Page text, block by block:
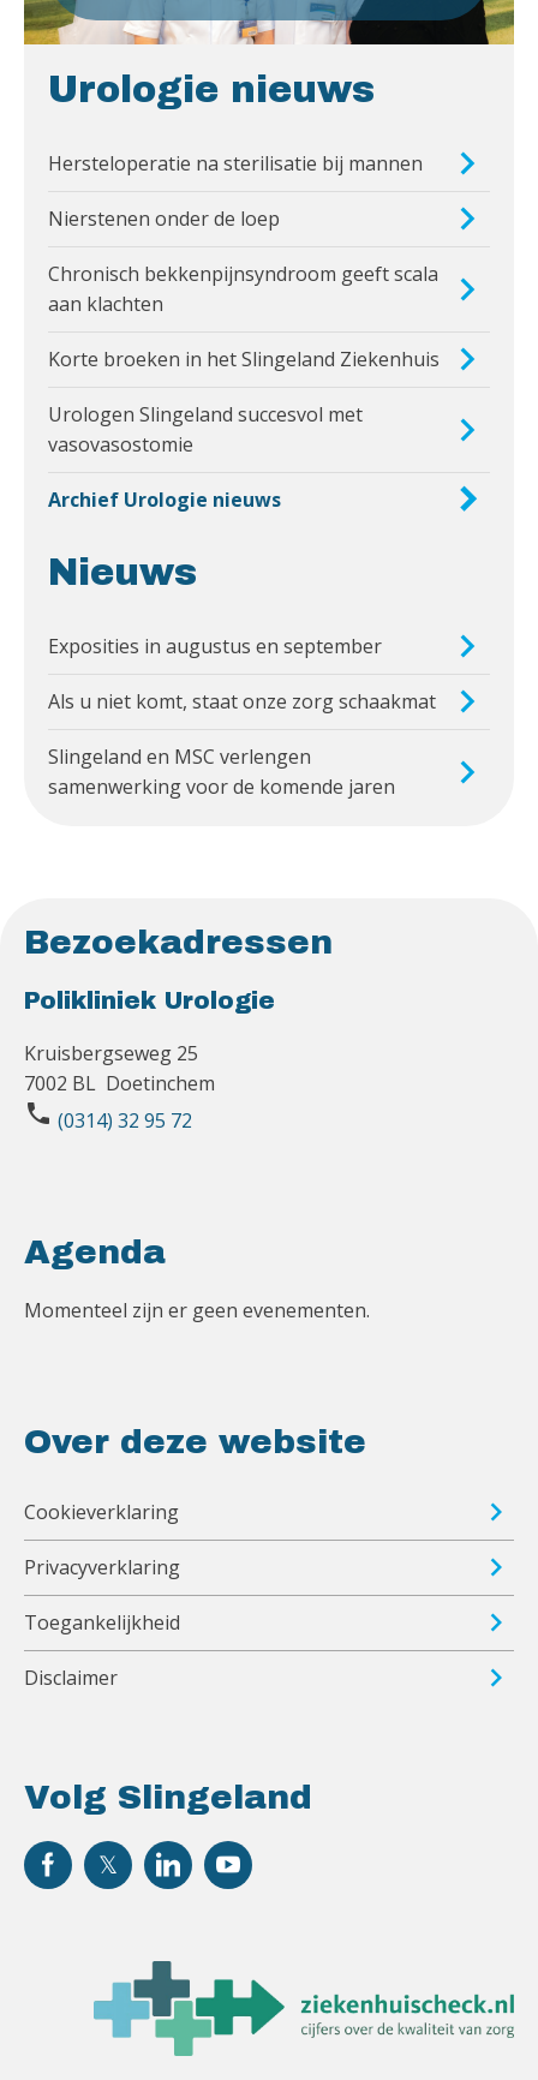
Urologie nieuws
Hersteloperatie na sterilisatie bij mannen
Nierstenen onder de loep
Chronisch bekkenpijnsyndroom geeft scala
aan klachten
Korte broeken in het Slingeland Ziekenhuis
Urologen Slingeland succesvol met
vasovasostomie
Archief Urologie nieuws
Nieuws
Exposities in augustus en september
Als u niet komt, staat onze zorg schaakmat
Slingeland en MSC verlengen
samenwerking voor de komende jaren
Bezoekadressen
Polikliniek Urologie
Kruisbergseweg 25
7002 BL Doetinchem
phone (0314) 32 95 72
Volg Slingeland
Agenda
Momenteel zijn er geen evenementen.
Over deze website
Cookieverklaring
Privacyverklaring
Toegankelijkheid
Disclaimer